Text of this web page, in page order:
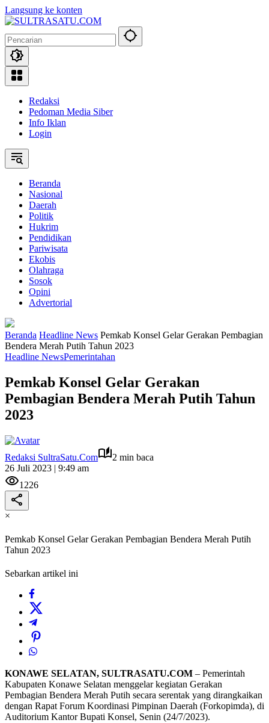
Langsung ke konten
Redaksi
Pedoman Media Siber
Info Iklan
Login
Beranda
Nasional
Daerah
Politik
Hukrim
Pendidikan
Pariwisata
Ekobis
Olahraga
Sosok
Opini
Advertorial
Beranda Headline News Pemkab Konsel Gelar Gerakan Pembagian
Bendera Merah Putih Tahun 2023
Headline NewsPemerintahan
Pemkab Konsel Gelar Gerakan
Pembagian Bendera Merah Putih Tahun
2023
Redaksi SultraSatu.Com
2 min baca
26 Juli 2023 | 9:49 am
1226
×
Pemkab Konsel Gelar Gerakan Pembagian Bendera Merah Putih
Tahun 2023
Sebarkan artikel ini
KONAWE SELATAN, SULTRASATU.COM – Pemerintah
Kabupaten Konawe Selatan menggelar kegiatan Gerakan
Pembagian Bendera Merah Putih secara serentak yang dirangkaikan
dengan Rapat Forum Koordinasi Pimpinan Daerah (Forkopimda), di
Auditorium Kantor Bupati Konsel, Senin (24/7/2023).